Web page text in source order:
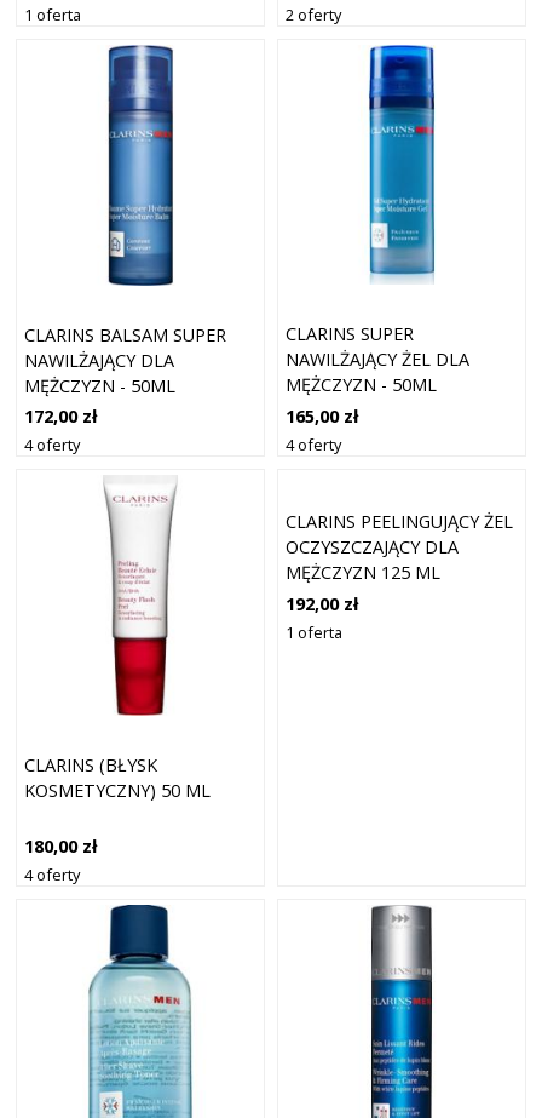
1 oferta 2 oferty
CLARINS BALSAM SUPER
NAWILŻAJĄCY DLA
MĘŻCZYZN - 50ML
172,00 zł
4 oferty
CLARINS SUPER
NAWILŻAJĄCY ŻEL DLA
MĘŻCZYZN - 50ML
165,00 zł
4 oferty
CLARINS (BŁYSK
KOSMETYCZNY) 50 ML
180,00 zł
4 oferty
CLARINS PEELINGUJĄCY ŻEL
OCZYSZCZAJĄCY DLA
MĘŻCZYZN 125 ML
192,00 zł
1 oferta